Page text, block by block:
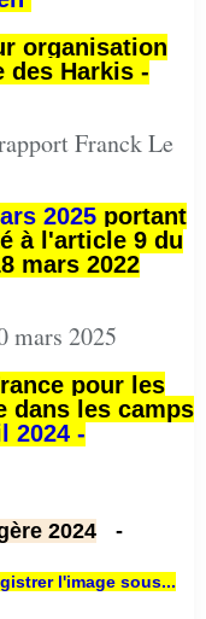
organisation
des Harkis -
Franck Le
2025portant
à l'article 9 du
mars 2022
mars 2025
pour les
dans les camps
2024 -
2024 -
l'image sous...